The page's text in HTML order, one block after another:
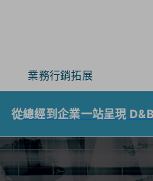
業務行銷拓展
從總經到企業一站呈現